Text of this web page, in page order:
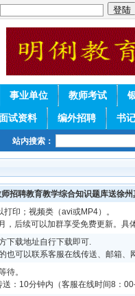
事业单位 教师考试
试资料 编外招聘 书
站内搜索：
招聘教育教学综合知识题库送徐州
印；视频类（avi或MP4）。
，后续可以加群享受免费更新。具
下载地址自行下载即可.
也可以联系客服在线传送、邮箱、
待。
：10分钟内（客服在线时间8：